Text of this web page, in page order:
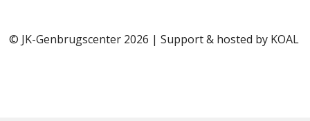
© JK-Genbrugscenter 2026 | Support & hosted by KOAL